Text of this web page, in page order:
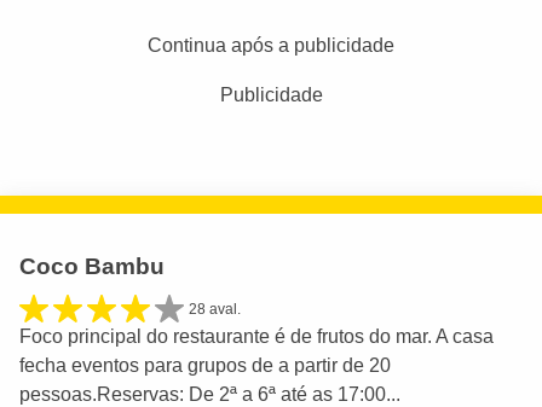
Continua após a publicidade
Publicidade
Coco Bambu
28 aval.
Foco principal do restaurante é de frutos do mar. A casa
fecha eventos para grupos de a partir de 20
pessoas.Reservas: De 2ª a 6ª até as 17:00...